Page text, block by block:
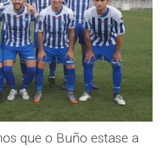
que o Buño estase a